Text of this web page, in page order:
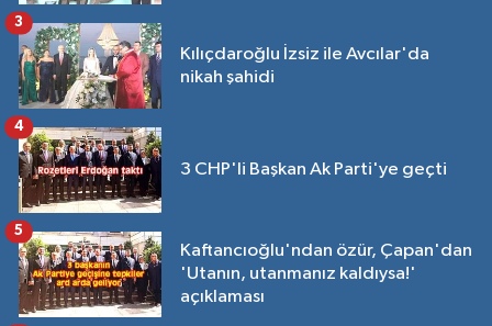
Kılıçdaroğlu İzsiz ile Avcılar'da
nikah şahidi
3
3 CHP'li Başkan Ak Parti'ye geçti
4
Kaftancıoğlu'ndan özür, Çapan'dan
'Utanın, utanmanız kaldıysa!'
açıklaması
5